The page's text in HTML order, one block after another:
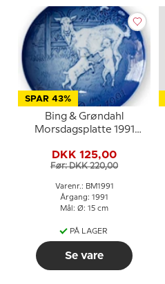
SPAR 43%
Bing & Grøndahl
Morsdagsplatte 1991
DKK 125,00
Før: DKK 220,00
Varenr.: BM1991
Årgang: 1991
Mål: Ø: 15 cm
PÅ LAGER
Se vare